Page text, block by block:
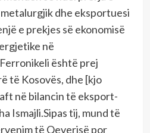
dhe eksportuesi
e prekjes së ekonomisë
në
është prej
të Kosovës, dhe [kjo
në bilancin të eksport-
Ismajli.Sipas tij, mund të
të Qeverisë por